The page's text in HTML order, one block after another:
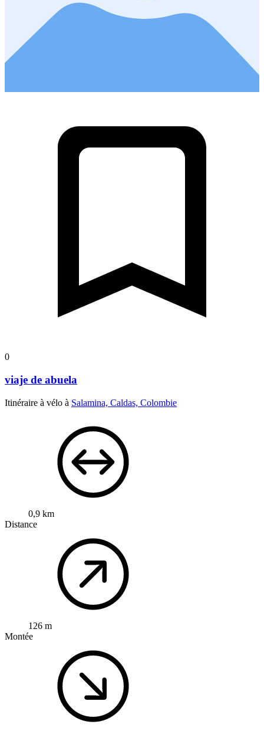
0
viaje de abuela
Itinéraire à vélo à Salamina, Caldas, Colombie
0,9 km
Distance
126 m
Montée